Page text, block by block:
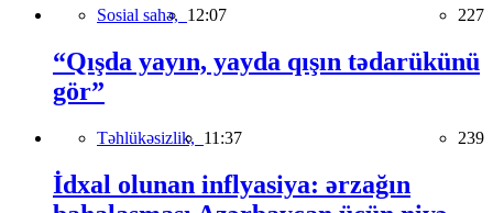
Sosial sahə, 12:07 227
“Qışda yayın, yayda qışın tədarükünü
gör”
Təhlükəsizlik, 11:37 239
İdxal olunan inflyasiya: ərzağın